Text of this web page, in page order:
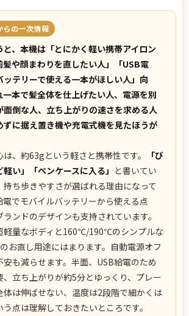
らの一次情報
、本機は「とにかく軽い携帯アイロン
髪や顔まわりを直したい人」「USB電
テリーで使える一本がほしい人」向
一本で髪全体を仕上げたい人、電源を別
面倒な人、立ち上がりの速さを求める人
ずに据え置き機や充電式機を見たほうが
、約63gという軽さと携帯性です。
「び
い」「ペンケースに入る」 と書いてい
持ち歩きやすさが選ばれる理由になって
電でモバイルバッテリーから使える点
ンドのデザインも支持されています。
軽量なボディと160℃/190℃のシンプルな
お直し用途にはまります。自動電源オフ
安も減らせます。半面、USB給電のため
、立ち上がりが約5分とゆっくり、プレー
体は伸ばせない、温度は2段階で細かくは
点は理解しておきたいところです。